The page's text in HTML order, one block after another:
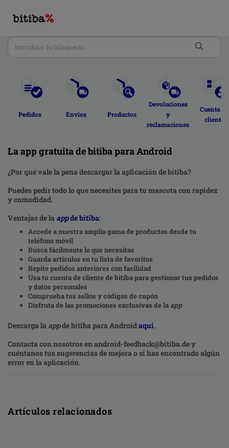
Pedidos Envíos Productos
Devoluciones
y
reclamaciones
Cuenta
cliente
La app gratuita de bitiba para Android
¿Por qué vale la pena descargar la aplicación de bitiba?
Puedes pedir todo lo que necesites para tu mascota con rapidez
y comodidad.
Ventajas de la appde bitiba:
Accede a nuestra amplia gama de productos desde tu
teléfono móvil
Busca fácilmente lo que necesitas
Guarda artículos en tu lista de favoritos
Repite pedidos anteriores con facilidad
Usa tu cuenta de cliente de bitiba para gestionar tus pedidos
y datos personales
Comprueba tus sellos y códigos de cupón
Disfruta de las promociones exclusivas de la app
Descarga la appde bitiba para Androidaqui.
Contacta con nosotros en android-feedback@bitiba.de y
cuéntanos tus sugerencias de mejora o si has encontrado algún
error en la aplicación.
Artículos relacionados